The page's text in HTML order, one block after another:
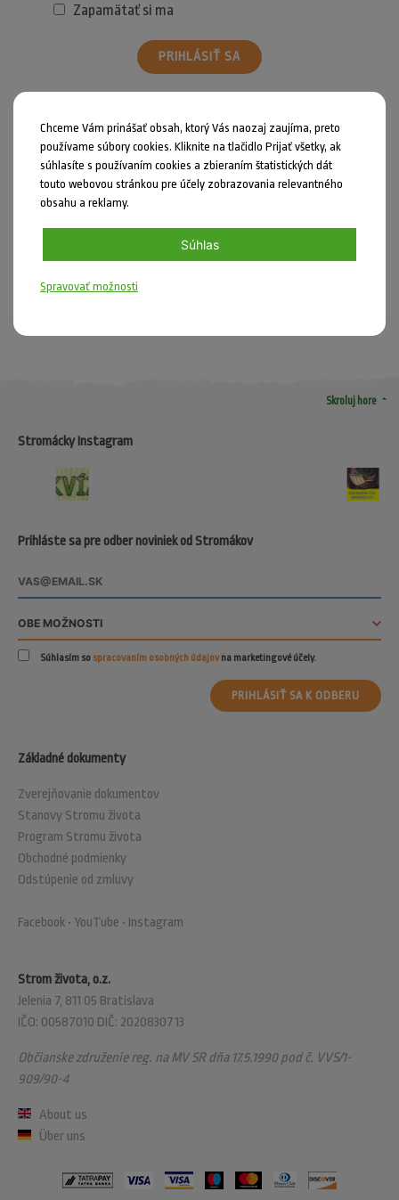
Zapamätať si ma
PRIHLÁSIŤ SA
Zdieľať
DIY
Skroluj hore arrow_drop_up
Strom života, o.z.
Jelenia 7, 811 05 Bratislava
IČO: 00587010 DIČ: 2020830713
Občianske združenie reg. na MV SR dňa 17.5.1990 pod č. VVS/1-
909/90-4
About us
Über uns
Základné dokumenty
Zverejňovanie dokumentov
Stanovy Stromu života
Program Stromu života
Obchodné podmienky
Odstúpenie od zmluvy
Facebook • YouTube • Instagram
Prihláste sa pre odber noviniek od Stromákov
Súhlasím so spracovaním osobných údajovna marketingové účely.
PRIHLÁSIŤ SA K ODBERU
Stromácky Instagram
Chceme Vám prinášať obsah, ktorý Vás naozaj zaujíma, preto
používame súbory cookies. Kliknite na tlačidlo Prijať všetky, ak
súhlasíte s používaním cookies a zbieraním štatistických dát
touto webovou stránkou pre účely zobrazovania relevantného
obsahu a reklamy.
Súhlas
Spravovať možnosti